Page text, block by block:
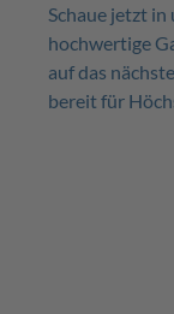
Schaue jetzt
hochwertige
auf das
bereit für